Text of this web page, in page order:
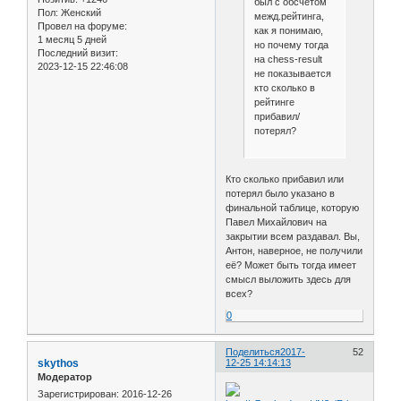
Пол: Женский
Провел на форуме:
1 месяц 5 дней
Последний визит:
2023-12-15 22:46:08
межд.рейтинга,
как я понимаю,
но почему тогда
на chess-result
не показывается
кто сколько в
рейтинге
прибавил/
потерял?
Кто сколько прибавил или
потерял было указано в
финальной таблице, которую
Павел Михайлович на
закрытии всем раздавал. Вы,
Антон, наверное, не получили
её? Может быть тогда имеет
смысл выложить здесь для
всех?
0
Поделиться 52
2017-
12-25 14:14:13
skythos
Модератор
Зарегистрирован: 2016-12-26